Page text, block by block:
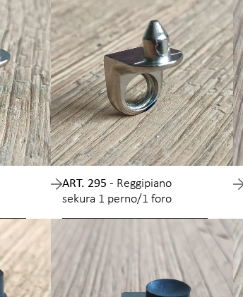
ART. 295 - Reggipiano
sekura 1 perno/1 foro